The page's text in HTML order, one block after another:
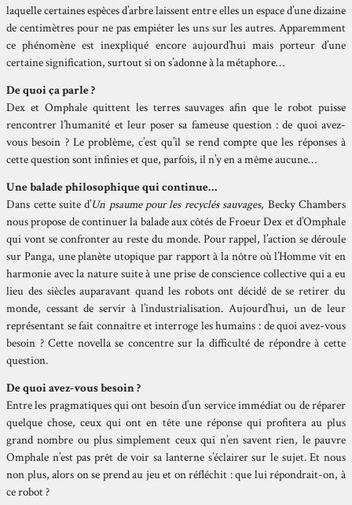
laquelle certaines espèces d’arbre laissent entre elles un espace d’une dizaine
de centimètres pour ne pas empiéter les uns sur les autres. Apparemment
ce phénomène est inexpliqué encore aujourd’hui mais porteur d’une
certaine signification, surtout si on s’adonne à la métaphore…
De quoi ça parle ?
Dex et Omphale quittent les terres sauvages afin que le robot puisse
rencontrer l’humanité et leur poser sa fameuse question : de quoi avez-
vous besoin ? Le problème, c’est qu’il se rend compte que les réponses à
cette question sont infinies et que, parfois, il n’y en a même aucune…
Une balade philosophique qui continue…
Dans cette suite d’Un psaume pour les recyclés sauvages, Becky Chambers
nous propose de continuer la balade aux côtés de Froeur Dex et d’Omphale
qui vont se confronter au reste du monde. Pour rappel, l’action se déroule
sur Panga, une planète utopique par rapport à la nôtre où l’Homme vit en
harmonie avec la nature suite à une prise de conscience collective qui a eu
lieu des siècles auparavant quand les robots ont décidé de se retirer du
monde, cessant de servir à l’industrialisation. Aujourd’hui, un de leur
représentant se fait connaître et interroge les humains : de quoi avez-vous
besoin ? Cette novella se concentre sur la difficulté de répondre à cette
question.
De quoi avez-vous besoin ?
Entre les pragmatiques qui ont besoin d’un service immédiat ou de réparer
quelque chose, ceux qui ont en tête une réponse qui profitera au plus
grand nombre ou plus simplement ceux qui n’en savent rien, le pauvre
Omphale n’est pas prêt de voir sa lanterne s’éclairer sur le sujet. Et nous
non plus, alors on se prend au jeu et on réfléchit : que lui répondrait-on, à
ce robot ?